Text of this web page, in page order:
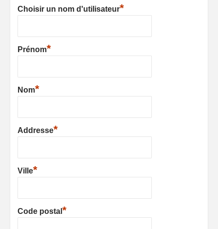
Choisir un nom d'utilisateur*
Prénom*
Nom*
Addresse*
Ville*
Code postal *